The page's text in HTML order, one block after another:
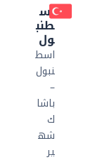
اس
طنب
ول
اسط
نبول
باشا
شه
ير